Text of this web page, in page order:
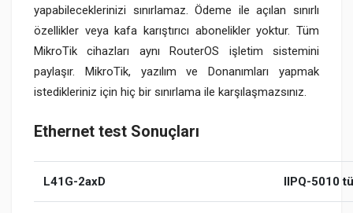
yapabileceklerinizi sınırlamaz. Ödeme ile açılan sınırlı
özellikler veya kafa karıştırıcı abonelikler yoktur. Tüm
MikroTik cihazları aynı RouterOS işletim sistemini
paylaşır. MikroTik, yazılım ve Donanımları yapmak
istedikleriniz için hiç bir sınırlama ile karşılaşmazsınız.
Ethernet test Sonuçları
L41G-2axD IIPQ-5010